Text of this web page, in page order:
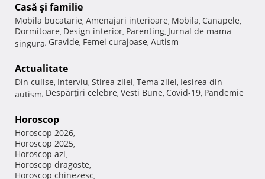
Casă şi familie
Mobila bucatarie, Amenajari interioare, Mobila, Canapele,
Dormitoare, Design interior, Parenting, Jurnal de mama
singura, Gravide, Femei curajoase, Autism
Actualitate
Din culise, Interviu, Stirea zilei, Tema zilei, Iesirea din
autism, Despărţiri celebre, Vesti Bune, Covid-19, Pandemie
Horoscop
Horoscop 2026,
Horoscop 2025,
Horoscop azi,
Horoscop dragoste,
Horoscop chinezesc,